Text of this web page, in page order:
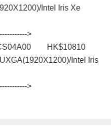
Intel Iris Xe
>
HK$10810
Intel Iris
>